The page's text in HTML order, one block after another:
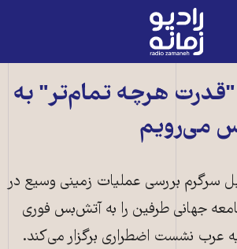
رادیو
زمانه
صفحه
اصلی
"قدرت هرچه تمام‌تر" به
می‌رویم
سرگرم بررسی عملیات زمینی وسیع در
جهانی طرفین را به آتش‌بس فوری
عرب نشست اضطراری برگزار می‌کند.